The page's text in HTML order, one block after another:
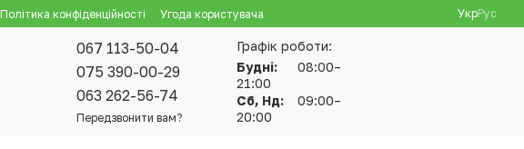
Політика конфіденційності Угода користувача УкрРус
067 113-50-04
075 390-00-29
063 262-56-74
Передзвонити вам?
Графік роботи:
Будні:
08:00–
21:00
Сб, Нд:
09:00–
20:00